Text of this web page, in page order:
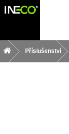
Příslušenství